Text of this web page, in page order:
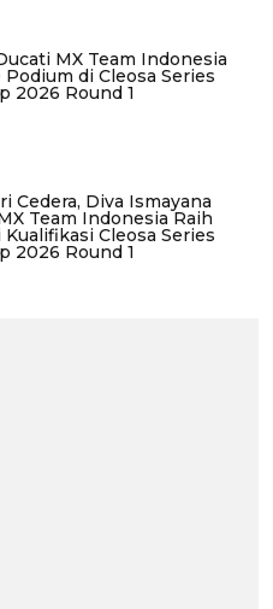
MX Team Indonesia
di Cleosa Series
2026 Round 1
Cedera, Diva Ismayana
Team Indonesia Raih
Cleosa Series
2026 Round 1